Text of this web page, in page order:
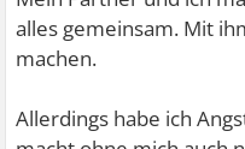
alles gemeinsam. Mit
machen.
Allerdings habe ich